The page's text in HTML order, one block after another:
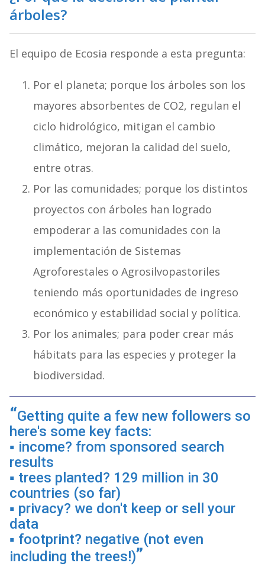
árboles?
El equipo de Ecosia responde a esta pregunta:
Por el planeta; porque los árboles son los
mayores absorbentes de CO2, regulan el
ciclo hidrológico, mitigan el cambio
climático, mejoran la calidad del suelo,
entre otras.
Por las comunidades; porque los distintos
proyectos con árboles han logrado
empoderar a las comunidades con la
implementación de Sistemas
Agroforestales o Agrosilvopastoriles
teniendo más oportunidades de ingreso
económico y estabilidad social y política.
Por los animales; para poder crear más
hábitats para las especies y proteger la
biodiversidad.
Getting quite a few new followers so
here's some key facts:
▪️ income? from sponsored search
results
▪️ trees planted? 129 million in 30
countries (so far)
▪️ privacy? we don't keep or sell your
data
▪️ footprint? negative (not even
including the trees!)